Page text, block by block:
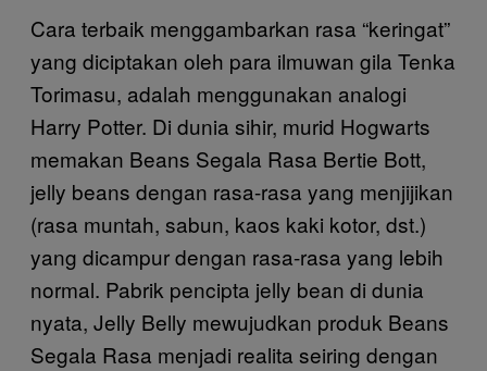
Cara terbaik menggambarkan rasa “keringat”
yang diciptakan oleh para ilmuwan gila Tenka
Torimasu, adalah menggunakan analogi
Harry Potter. Di dunia sihir, murid Hogwarts
memakan Beans Segala Rasa Bertie Bott,
jelly beans dengan rasa-rasa yang menjijikan
(rasa muntah, sabun, kaos kaki kotor, dst.)
yang dicampur dengan rasa-rasa yang lebih
normal. Pabrik pencipta jelly bean di dunia
nyata, Jelly Belly mewujudkan produk Beans
Segala Rasa menjadi realita seiring dengan